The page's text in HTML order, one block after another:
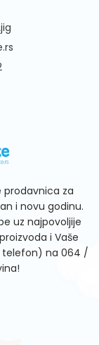
prodavnica za
i novu godinu.
uz najpovoljije
i Vaše
telefon) na 064 /